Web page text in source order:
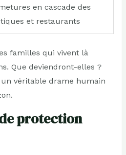
en cascade des
et restaurants
familles qui vivent là
Que deviendront-elles ?
un véritable drame humain
protection